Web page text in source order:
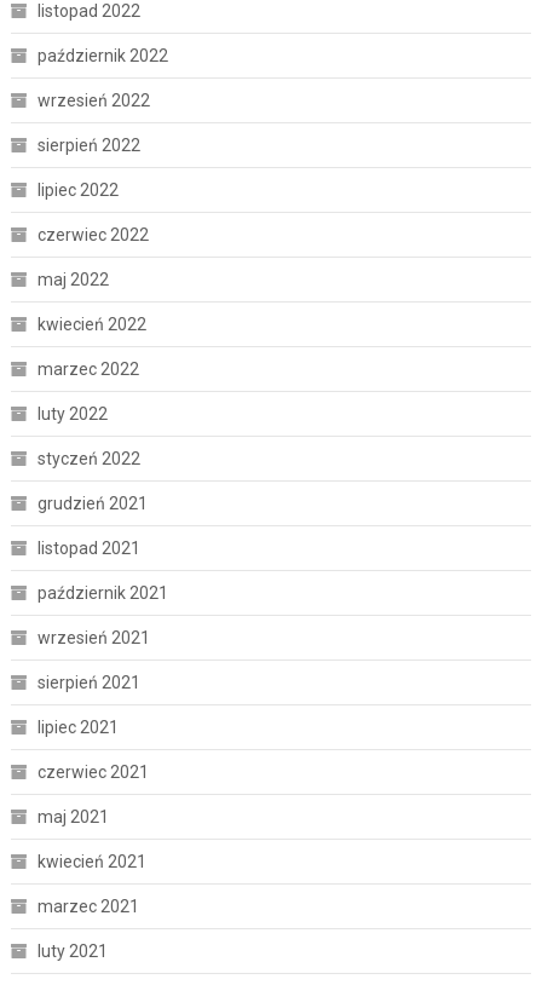
listopad 2022
październik 2022
wrzesień 2022
sierpień 2022
lipiec 2022
czerwiec 2022
maj 2022
kwiecień 2022
marzec 2022
luty 2022
styczeń 2022
grudzień 2021
listopad 2021
październik 2021
wrzesień 2021
sierpień 2021
lipiec 2021
czerwiec 2021
maj 2021
kwiecień 2021
marzec 2021
luty 2021